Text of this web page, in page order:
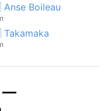
Boileau
—